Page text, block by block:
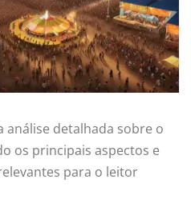
análise detalhada sobre o
os principais aspectos e
para o leitor